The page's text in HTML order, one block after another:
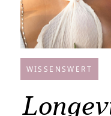
WISSENSWERT